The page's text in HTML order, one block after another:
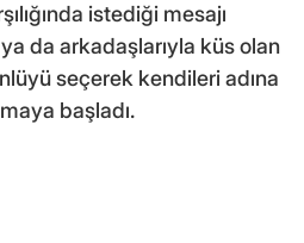
istediği mesajı
da arkadaşlarıyla küs olan
seçerek kendileri adına
başladı.